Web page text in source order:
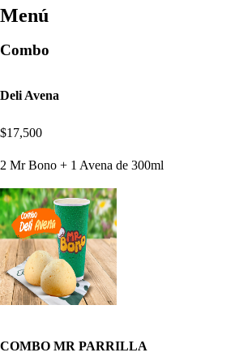
Menú
Combo
Deli Avena
$17,500
2 Mr Bono + 1 Avena de 300ml
COMBO MR PARRILLA